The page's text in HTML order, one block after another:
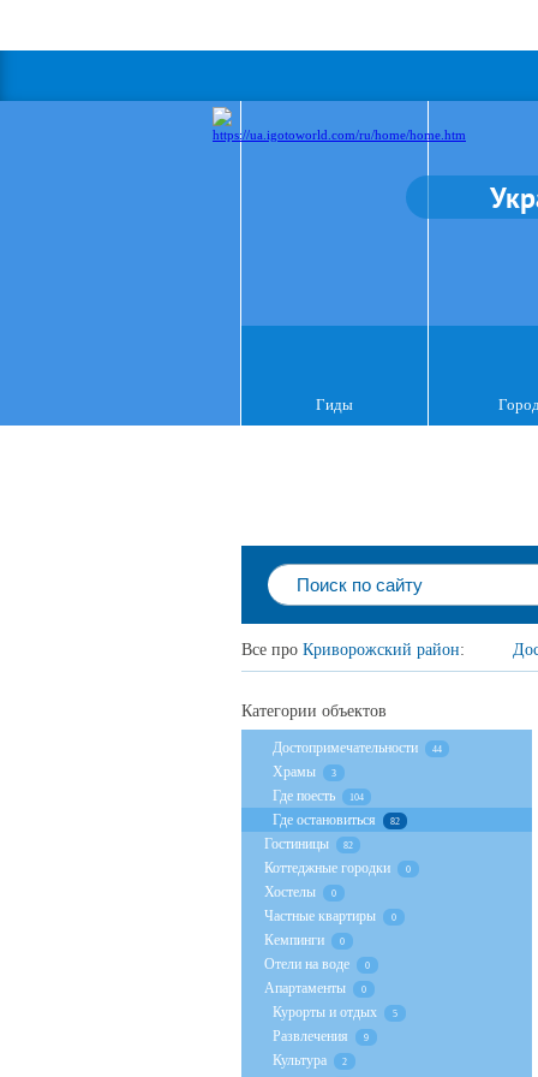
Гиды
Все про Криворожский район:
Категории объектов
Достопримечательности 44
Храмы 3
Где поесть 104
Где остановиться 82
Гостиницы 82
Коттеджные городки 0
Хостелы 0
Частные квартиры 0
Кемпинги 0
Отели на воде 0
Апартаменты 0
Курорты и отдых 5
Развлечения 9
Культура 2